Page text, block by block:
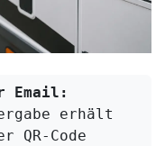
Email:
erhält
QR-Code